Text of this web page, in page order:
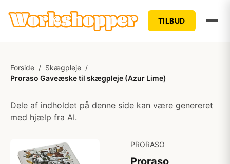
TILBUD
Forside / Skægpleje /
Proraso Gaveæske til skægpleje (Azur Lime)
Dele af indholdet på denne side kan være genereret
med hjælp fra AI.
PRORASO
Proraso